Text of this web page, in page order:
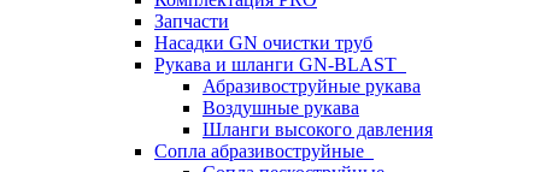
Запчасти
Насадки GN очистки труб
Рукава и шланги GN-BLAST
Абразивоструйные рукава
Воздушные рукава
Шланги высокого давления
Сопла абразивоструйные